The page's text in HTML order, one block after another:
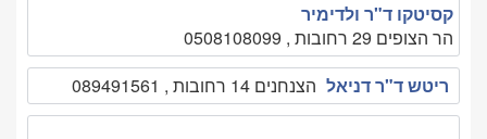
קסיטקו ד"ר ולדימיר
הר הצופים 29 רחובות , 0508108099
ריטש ד"ר דניאל הצנחנים 14 רחובות , 089491561